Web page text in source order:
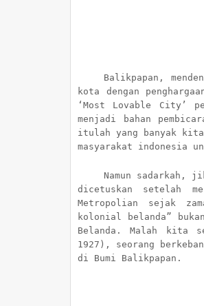
Balikpapan,
kota dengan
‘Most Lovable City’
menjadi bahan
itulah yang banyak kita
masyarakat indonesia
Namun sadarkah,
dicetuskan setelah
Metropolian sejak
kolonial belanda”
Belanda. Malah kita
1927), seorang
di Bumi Balikpapan.